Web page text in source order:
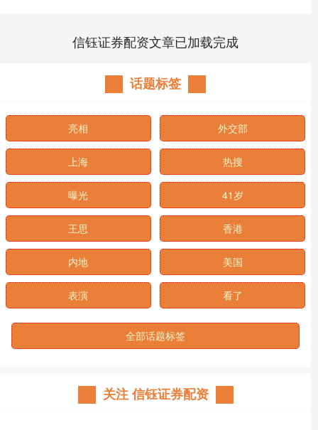
信钰证券配资文章已加载完成
话题标签
亮相 外交部
上海 热搜
曝光 41岁
王思 香港
内地 美国
表演 看了
全部话题标签
关注 信钰证券配资